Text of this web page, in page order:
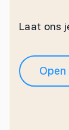
Laat ons